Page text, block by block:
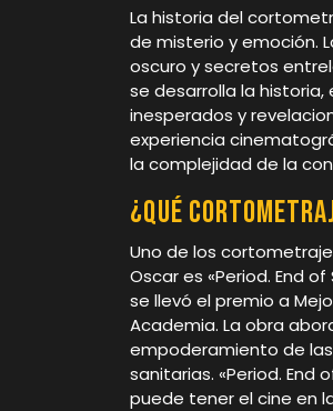
La historia del
de misterio y emoción.
oscuro y secretos
se desarrolla la
inesperados y
experiencia
la complejidad de la
¿Qué
Uno de los
Oscar es «Period. End
se llevó el premio a
Academia. La obra
empoderamiento de
sanitarias. «Period. End
puede tener el cine en